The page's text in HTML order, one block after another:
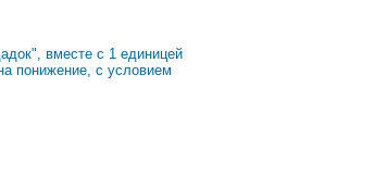
вместе с 1 единицей
понижение, с условием